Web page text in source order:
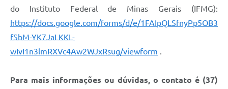
do Instituto Federal de Minas Gerais (IFMG):
https://docs.google.com/forms/d/e/1FAIpQLSfnyPp5OB3
fSbM-YK7JaLKKL-
wIvI1n3lmRXVc4Aw2WJxRsug/viewform .
Para mais informações ou dúvidas, o contato é (37)